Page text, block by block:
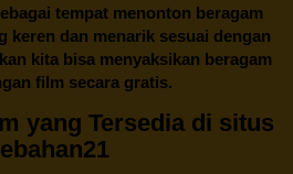
tempat menonton beragam
keren dan menarik sesuai dengan
kita bisa menyaksikan beragam
film secara gratis.
yang Tersedia di situs